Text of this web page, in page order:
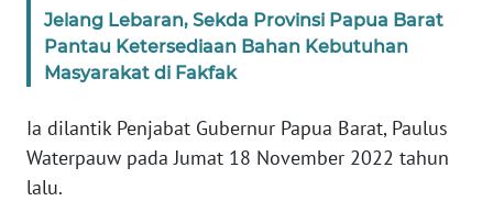
Jelang Lebaran, Sekda Provinsi Papua Barat
Pantau Ketersediaan Bahan Kebutuhan
Masyarakat di Fakfak
Ia dilantik Penjabat Gubernur Papua Barat, Paulus
Waterpauw pada Jumat 18 November 2022 tahun
lalu.
JAKARTA
WN
WN
BANTEN